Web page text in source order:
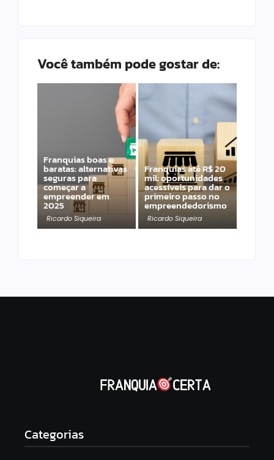
Você também pode gostar de:
Franquias boas e
baratas: alternativas
seguras para
começar a
empreender em
2025
Ricardo Siqueira
Franquias até R$ 20
mil: oportunidades
acessíveis para dar o
primeiro passo no
empreendedorismo
Ricardo Siqueira
Categorias